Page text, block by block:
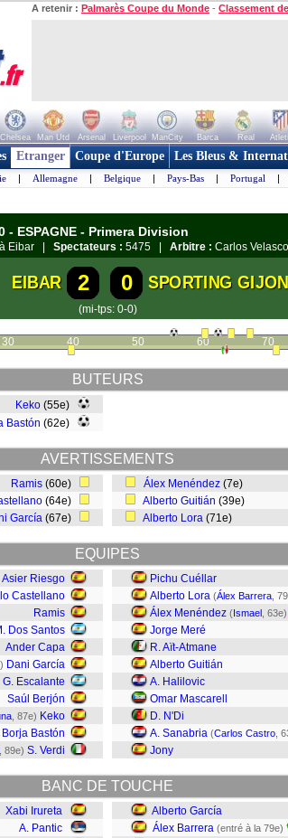
A retenir : Palmarès Coupe du Monde - Classement
Chelsea Man Utd Arsenal Liverpool ManCity Barca Real
Etranger Coupe d'Europe Les Bleus &
| Allemagne | Belgique | Pays-Bas | Portugal |
- ESPAGNE - Primera Division
à Eibar | Spectateurs : 5475 | Arbitre : Carlos Velasco
EIBAR 2 0 SPORTING GIJON
(mi-tps: 0-0)
30 40 50 60 70
BUTEURS
Keko (55e)
Bastón (62e)
AVERTISSEMENTS
Ramis (60e)
(64e)
García (67e)
Álex Menéndez (7e)
Alberto Guitián (39e)
Alberto Lora (71e)
EQUIPES
Asier Riesgo
Castellano
Ramis
Dos Santos
Ander Capa
Dani García
G. Escalante
Saúl Berjón
, 87e) Keko
Borja Bastón
, 89e) S. Verdi
Pichu Cuéllar
Alberto Lora (Álex Barrera ,
Álex Menéndez (Ismael , 63e)
Jorge Meré
R. Aït-Atmane
Alberto Guitián
A. Halilovic
Omar Mascarell
D. N'Di
A. Sanabria (Carlos Castro ,
Jony
BANC DE TOUCHE
Xabi Irureta
A. Pantic
Alberto García
Álex Barrera (entré à la 79e)